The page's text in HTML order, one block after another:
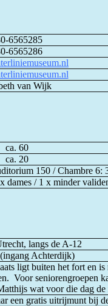
6565285
6565286
van Wijk
ca. 60
ca. 20
150 / Chambre 6:
dames / 1 x minder
langs de A-12
Achterdijk)
ligt buiten het fort en is
Voor seniorengroepen
wat voor die dag
een gratis uitrijmunt bij